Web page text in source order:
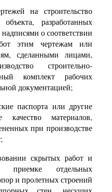
на строительство
разработанных
о соответствии
этим чертежам или
сделанными лицами,
строительно-
комплект рабочих
документацией;
паспорта или другие
качество материалов,
при производстве
скрытых работ и
отдельных
и пролетных строений